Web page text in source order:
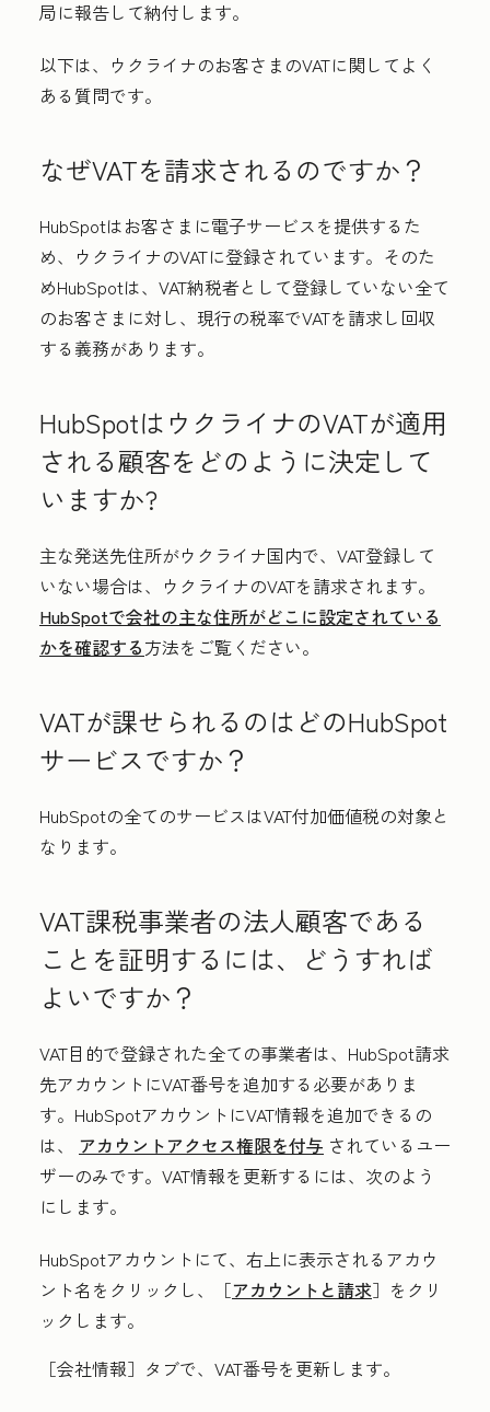
局に報告して納付します。
以下は、ウクライナのお客さまのVATに関してよく
ある質問です。
なぜVATを請求されるのですか？
HubSpotはお客さまに電子サービスを提供するた
め、ウクライナのVATに登録されています。そのた
めHubSpotは、VAT納税者として登録していない全て
のお客さまに対し、現行の税率でVATを請求し回収
する義務があります。
HubSpotはウクライナのVATが適用
される顧客をどのように決定して
いますか?
主な発送先住所がウクライナ国内で、VAT登録して
いない場合は、ウクライナのVATを請求されます。
HubSpotで会社の主な住所がどこに設定されている
かを確認する方法をご覧ください。
VATが課せられるのはどのHubSpot
サービスですか？
HubSpotの全てのサービスはVAT付加価値税の対象と
なります。
VAT課税事業者の法人顧客である
ことを証明するには、どうすれば
よいですか？
VAT目的で登録された全ての事業者は、HubSpot請求
先アカウントにVAT番号を追加する必要がありま
す。HubSpotアカウントにVAT情報を追加できるの
は、 アカウントアクセス権限を付与 されているユー
ザーのみです。VAT情報を更新するには、次のよう
にします。
HubSpotアカウントにて、右上に表示されるアカウ
ント名をクリックし、［アカウントと請求］をクリ
ックします。
［会社情報］ タブで、VAT番号を更新します。